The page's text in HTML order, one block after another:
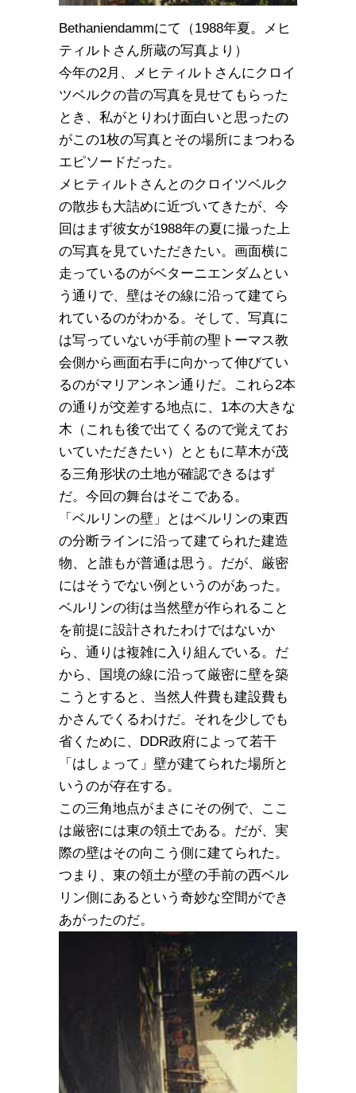
Bethaniendammにて（1988年夏。メヒ
ティルトさん所蔵の写真より）
今年の2月、メヒティルトさんにクロイ
ツベルクの昔の写真を見せてもらった
とき、私がとりわけ面白いと思ったの
がこの1枚の写真とその場所にまつわる
エピソードだった。
メヒティルトさんとのクロイツベルク
の散歩も大詰めに近づいてきたが、今
回はまず彼女が1988年の夏に撮った上
の写真を見ていただきたい。画面横に
走っているのがベターニエンダムとい
う通りで、壁はその線に沿って建てら
れているのがわかる。そして、写真に
は写っていないが手前の聖トーマス教
会側から画面右手に向かって伸びてい
るのがマリアンネン通りだ。これら2本
の通りが交差する地点に、1本の大きな
木（これも後で出てくるので覚えてお
いていただきたい）とともに草木が茂
る三角形状の土地が確認できるはず
だ。今回の舞台はそこである。
「ベルリンの壁」とはベルリンの東西
の分断ラインに沿って建てられた建造
物、と誰もが普通は思う。だが、厳密
にはそうでない例というのがあった。
ベルリンの街は当然壁が作られること
を前提に設計されたわけではないか
ら、通りは複雑に入り組んでいる。だ
から、国境の線に沿って厳密に壁を築
こうとすると、当然人件費も建設費も
かさんでくるわけだ。それを少しでも
省くために、DDR政府によって若干
「はしょって」壁が建てられた場所と
いうのが存在する。
この三角地点がまさにその例で、ここ
は厳密には東の領土である。だが、実
際の壁はその向こう側に建てられた。
つまり、東の領土が壁の手前の西ベル
リン側にあるという奇妙な空間ができ
あがったのだ。